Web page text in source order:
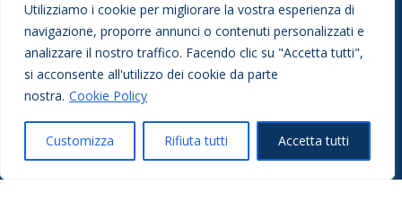
Utilizziamo i cookie per migliorare la vostra esperienza di
navigazione, proporre annunci o contenuti personalizzati e
analizzare il nostro traffico. Facendo clic su "Accetta tutti",
si acconsente all'utilizzo dei cookie da parte
nostra. Cookie Policy
Customizza Rifiuta tutti Accetta tutti
Scegli una data
Scegli un orario